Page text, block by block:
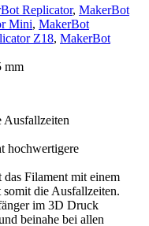
Replicator, MakerBot
Mini, MakerBot
Z18, MakerBot
mm
Ausfallzeiten
hochwertigere
Filament mit einem
die Ausfallzeiten.
im 3D Druck
beinahe bei allen